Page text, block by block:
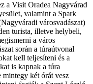
a Visit Oradea Nagyvárad
valamint a Spark
városvadászat)
turista, illetve helybeli,
a város
során a túraútvonal
kell teljesíteni és a
is kapnak a túra
mintegy két órát vesz